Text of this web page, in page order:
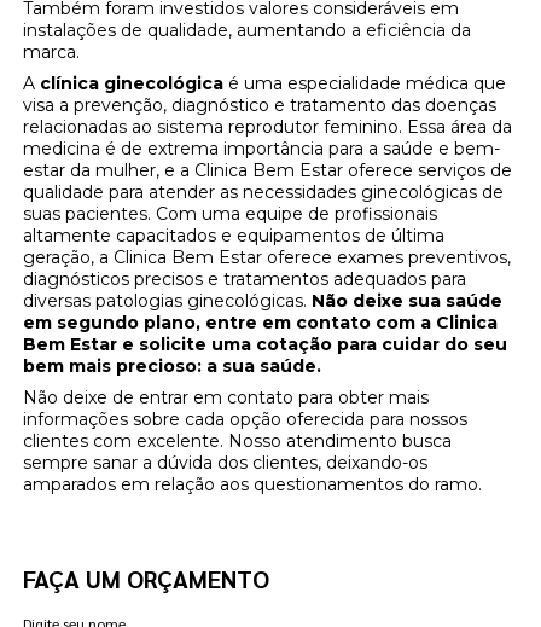
Também foram investidos valores consideráveis em
instalações de qualidade, aumentando a eficiência da
marca.
A clínica ginecológica é uma especialidade médica que
visa a prevenção, diagnóstico e tratamento das doenças
relacionadas ao sistema reprodutor feminino. Essa área da
medicina é de extrema importância para a saúde e bem-
estar da mulher, e a Clinica Bem Estar oferece serviços de
qualidade para atender as necessidades ginecológicas de
suas pacientes. Com uma equipe de profissionais
altamente capacitados e equipamentos de última
geração, a Clinica Bem Estar oferece exames preventivos,
diagnósticos precisos e tratamentos adequados para
diversas patologias ginecológicas. Não deixe sua saúde
em segundo plano, entre em contato com a Clinica
Bem Estar e solicite uma cotação para cuidar do seu
bem mais precioso: a sua saúde.
Não deixe de entrar em contato para obter mais
informações sobre cada opção oferecida para nossos
clientes com excelente. Nosso atendimento busca
sempre sanar a dúvida dos clientes, deixando-os
amparados em relação aos questionamentos do ramo.
FAÇA UM ORÇAMENTO
Digite seu nome